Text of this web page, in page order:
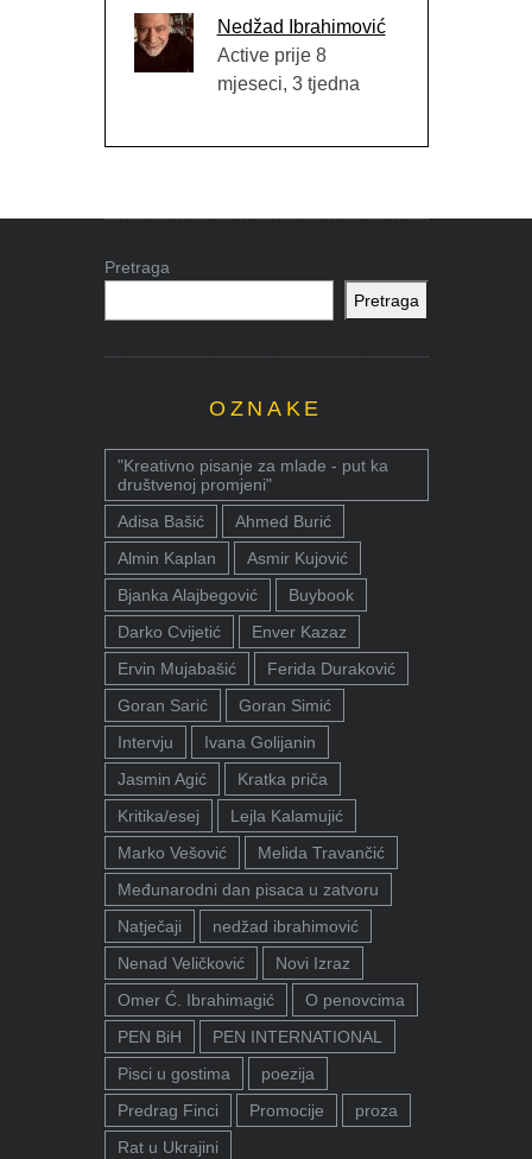
Nedžad Ibrahimović
Active prije 8
mjeseci, 3 tjedna
Pretraga
Pretraga
OZNAKE
"Kreativno pisanje za mlade - put ka
društvenoj promjeni"
Adisa Bašić
Ahmed Burić
Almin Kaplan
Asmir Kujović
Bjanka Alajbegović
Buybook
Darko Cvijetić
Enver Kazaz
Ervin Mujabašić
Ferida Duraković
Goran Sarić
Goran Simić
Intervju
Ivana Golijanin
Jasmin Agić
Kratka priča
Kritika/esej
Lejla Kalamujić
Marko Vešović
Melida Travančić
Međunarodni dan pisaca u zatvoru
Natječaji
nedžad ibrahimović
Nenad Veličković
Novi Izraz
Omer Ć. Ibrahimagić
O penovcima
PEN BiH
PEN INTERNATIONAL
Pisci u gostima
poezija
Predrag Finci
Promocije
proza
Rat u Ukrajini